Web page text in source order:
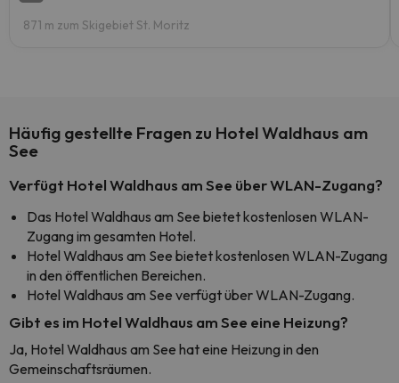
871 m zum Skigebiet St. Moritz
Häufig gestellte Fragen zu Hotel Waldhaus am
See
Verfügt Hotel Waldhaus am See über WLAN-Zugang?
Das Hotel Waldhaus am See bietet kostenlosen WLAN-
Zugang im gesamten Hotel.
Hotel Waldhaus am See bietet kostenlosen WLAN-Zugang
in den öffentlichen Bereichen.
Hotel Waldhaus am See verfügt über WLAN-Zugang.
Gibt es im Hotel Waldhaus am See eine Heizung?
Ja, Hotel Waldhaus am See hat eine Heizung in den
Gemeinschaftsräumen.